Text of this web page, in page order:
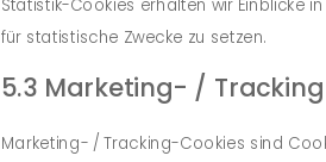
Statistik-Cookies erhalten wir Einblicke
für statistische Zwecke zu setzen.
5.3 Marketing- /
Marketing- / Tracking-Cookies sind